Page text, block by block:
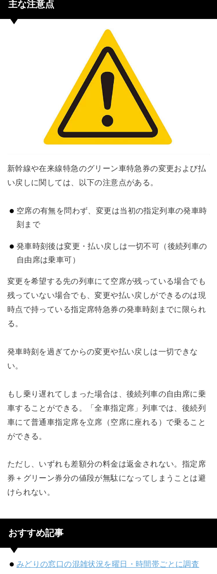
主な注意点
新幹線や在来線特急のグリーン車特急券の変更および払
い戻しに関しては、以下の注意点がある。
空席の有無を問わず、変更は当初の指定列車の発車時
刻まで
発車時刻後は変更・払い戻しは一切不可（後続列車の
自由席は乗車可）
変更を希望する先の列車にて空席が残っている場合でも
残っていない場合でも、変更や払い戻しができるのは現
時点で持っている指定席特急券の発車時刻までに限られ
る。
発車時刻を過ぎてからの変更や払い戻しは一切できな
い。
もし乗り遅れてしまった場合は、後続列車の自由席に乗
車することができる。「全車指定席」列車では、後続列
車にて普通車指定席を立席（空席に座れる）で乗ること
ができる。
ただし、いずれも差額分の料金は返金されない。指定席
券＋グリーン券分の値段が無駄になってしまうことは避
けられない。
おすすめ記事
みどりの窓口の混雑状況を曜日・時間帯ごとに調査